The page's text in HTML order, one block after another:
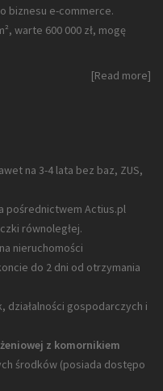
biznesu e-commerce.
warte 600 000 zł, mogę
[Read more]
na 3-4 lata bez baz, ZUS,
pośrednictwem Actius.pl
równoległej.
nieruchomości
do 2 dni od otrzymania
działalności gospodarczych i
z komornikiem
środków (posiada dostępo